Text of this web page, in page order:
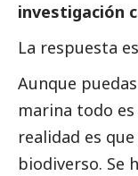
investigación
La respuesta
Aunque
marina todo
realidad es
biodiverso. Se